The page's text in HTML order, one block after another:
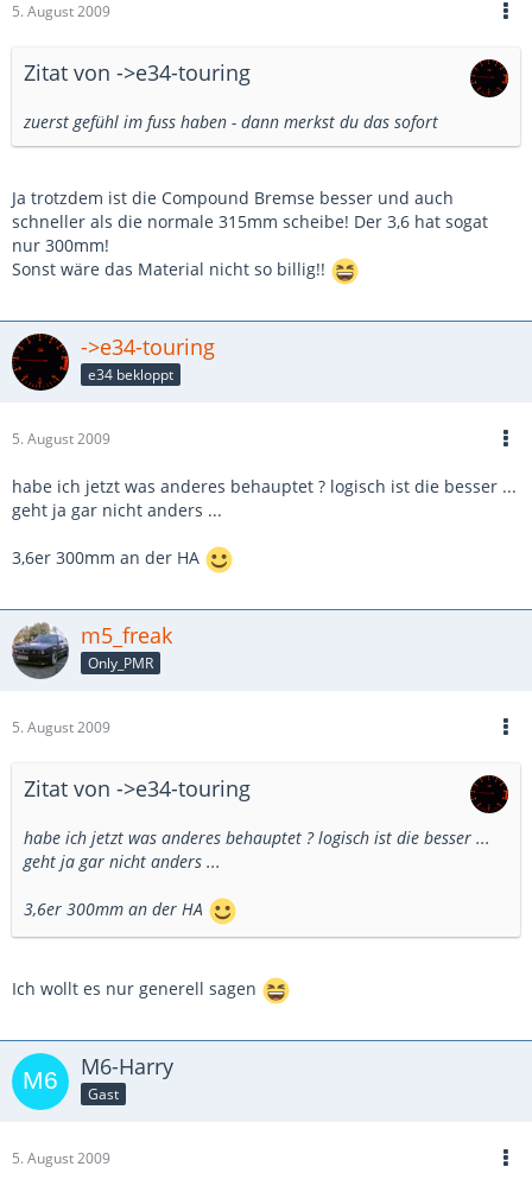
5. August 2009
Zitat von ->e34-touring
zuerst gefühl im fuss haben - dann merkst du das sofort
Ja trotzdem ist die Compound Bremse besser und auch
schneller als die normale 315mm scheibe! Der 3,6 hat sogat
nur 300mm!
Sonst wäre das Material nicht so billig!!
->e34-touring
e34 bekloppt
5. August 2009
habe ich jetzt was anderes behauptet ? logisch ist die besser ...
geht ja gar nicht anders ...
3,6er 300mm an der HA
m5_freak
Only_PMR
5. August 2009
Zitat von ->e34-touring
habe ich jetzt was anderes behauptet ? logisch ist die besser ...
geht ja gar nicht anders ...
3,6er 300mm an der HA
Ich wollt es nur generell sagen
M6-Harry
Gast
5. August 2009